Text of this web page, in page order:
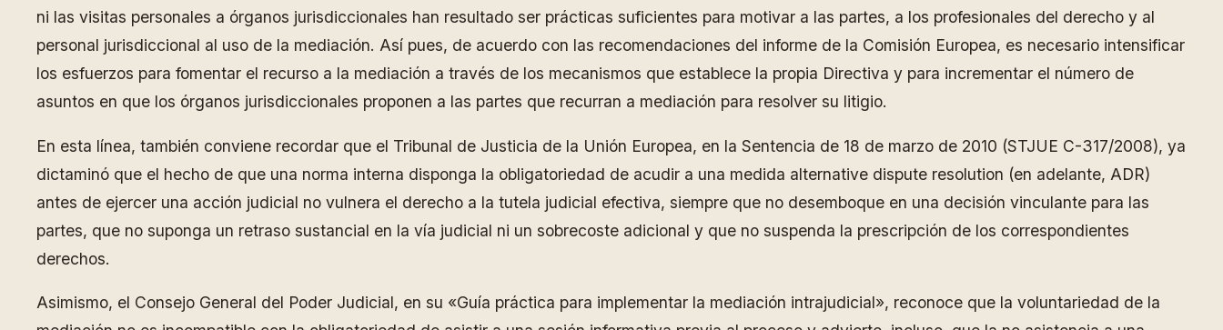
ni las visitas personales a órganos jurisdiccionales han resultado ser prácticas suficientes para motivar a las partes, a los profesionales del derecho y al
personal jurisdiccional al uso de la mediación. Así pues, de acuerdo con las recomendaciones del informe de la Comisión Europea, es necesario intensificar
los esfuerzos para fomentar el recurso a la mediación a través de los mecanismos que establece la propia Directiva y para incrementar el número de
asuntos en que los órganos jurisdiccionales proponen a las partes que recurran a mediación para resolver su litigio.
En esta línea, también conviene recordar que el Tribunal de Justicia de la Unión Europea, en la Sentencia de 18 de marzo de 2010 (STJUE C-317/2008), ya
dictaminó que el hecho de que una norma interna disponga la obligatoriedad de acudir a una medida alternative dispute resolution (en adelante, ADR)
antes de ejercer una acción judicial no vulnera el derecho a la tutela judicial efectiva, siempre que no desemboque en una decisión vinculante para las
partes, que no suponga un retraso sustancial en la vía judicial ni un sobrecoste adicional y que no suspenda la prescripción de los correspondientes
derechos.
Asimismo, el Consejo General del Poder Judicial, en su «Guía práctica para implementar la mediación intrajudicial», reconoce que la voluntariedad de la